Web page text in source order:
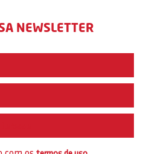
NEWSLETTER